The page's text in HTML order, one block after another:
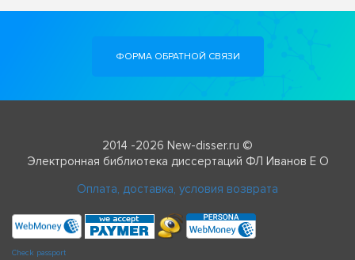
ФОРМА ОБРАТНОЙ СВЯЗИ
2014 -2026 New-disser.ru ©
Электронная библиотека диссертаций ФЛ Иванов Е О
Оплата, доставка, условия возврата
Check passport